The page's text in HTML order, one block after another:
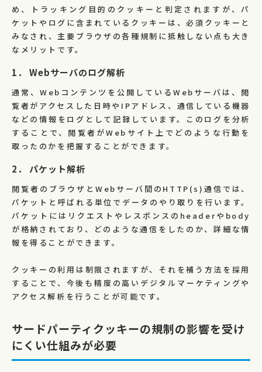
め、トラッキング目的のクッキーと判定されますが、パ
ケットやログに含まれているクッキーは、必須クッキーと
みなされ、主要ブラウザの各種規制に抵触しない点も大き
なメリットです。
1． Webサーバのログ解析
通常、Webコンテンツを公開しているWebサーバは、閲
覧者がアクセスした日時やIPアドレス、通信している機器
などの情報をログとして記録しています。このログを分析
することで、閲覧者がWebサイト上でどのような行動を
取ったのかを把握することができます。
2． パケット解析
閲覧者のブラウザとWebサーバ間のHTTP(s)通信では、
パケットと呼ばれる単位でデータのやり取りを行います。
パケットにはリクエストやレスポンスのheaderやbody
が格納されており、どのような通信をしたのか、詳細な情
報を得ることができます。
クッキーの利用は制限されますが、それを補う方法を採用
することで、今後も精度の高いデジタルマーケティングや
アクセス解析を行うことが可能です。
サードパーティクッキーの規制の影響を受け
にくい仕組みが必要